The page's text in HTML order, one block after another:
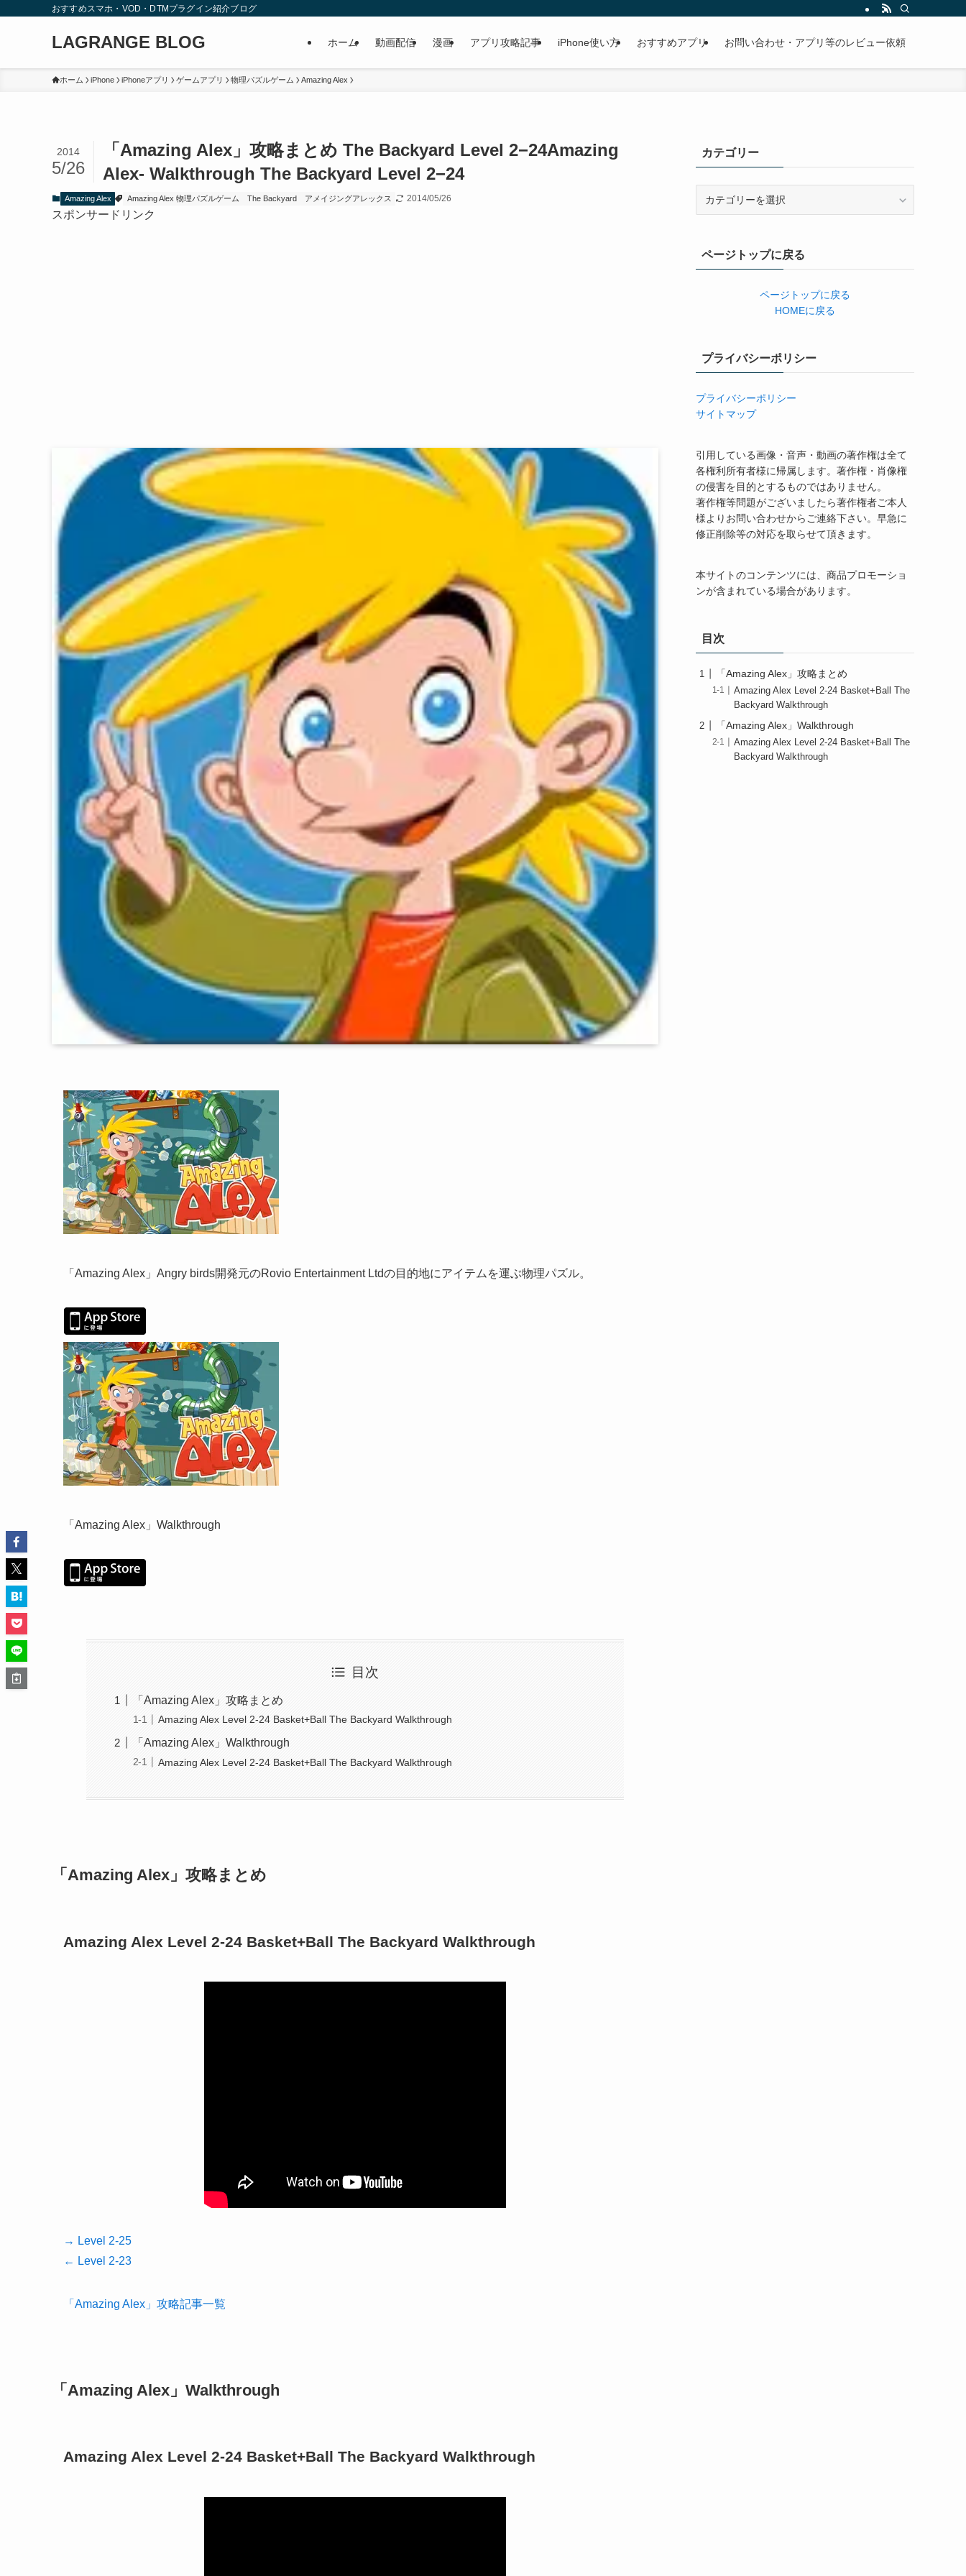
おすすめスマホ・VOD・DTMプラグイン紹介ブログ
LAGRANGE BLOG ホーム 動画配信 漫画 アプリ攻略記事 iPhone使い方 おすすめアプリ お問い合わせ・アプリ等のレビュー依頼
ホーム iPhone iPhoneアプリ ゲームアプリ 物理パズルゲーム Amazing Alex
「Amazing Alex」攻略まとめ The Backyard Level 2−24Amazing
Alex- Walkthrough The Backyard Level 2−24
2014
5/26
Amazing Alex Amazing Alex 物理パズルゲーム The Backyard アメイジングアレックス 2014/05/26
スポンサードリンク
「Amazing Alex」Angry birds開発元のRovio Entertainment Ltdの目的地にアイテムを運ぶ物理パズル。
「Amazing Alex」Walkthrough
目次
「Amazing Alex」攻略まとめ
Amazing Alex Level 2-24 Basket+Ball The Backyard Walkthrough
「Amazing Alex」Walkthrough
Amazing Alex Level 2-24 Basket+Ball The Backyard Walkthrough
「Amazing Alex」攻略まとめ
Amazing Alex Level 2-24 Basket+Ball The Backyard Walkthrough
→ Level 2-25
← Level 2-23
「Amazing Alex」攻略記事一覧
「Amazing Alex」Walkthrough
Amazing Alex Level 2-24 Basket+Ball The Backyard Walkthrough
カテゴリー
ーページトップに戻る
ページトップに戻る
HOMEに戻る
プライバシーポリシー
プライバシーポリシー
サイトマップ
引用している画像・音声・動画の著作権は全て
各権利所有者様に帰属します。著作権・肖像権
の侵害を目的とするものではありません。
著作権等問題がございましたら著作権者ご本人
様よりお問い合わせからご連絡下さい。早急に
修正削除等の対応を取らせて頂きます。
本サイトのコンテンツには、商品プロモーショ
ンが含まれている場合があります。
目次
「Amazing Alex」攻略まとめ
Amazing Alex Level 2-24 Basket+Ball The
Backyard Walkthrough
「Amazing Alex」Walkthrough
Amazing Alex Level 2-24 Basket+Ball The
Backyard Walkthrough